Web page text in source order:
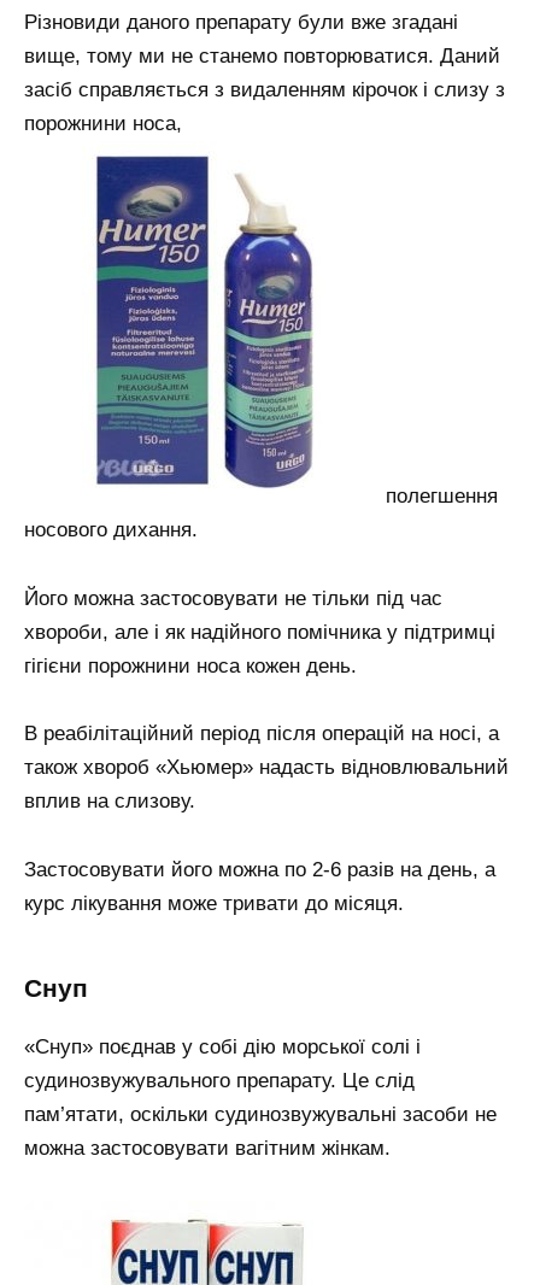
Різновиди даного препарату були вже згадані
вище, тому ми не станемо повторюватися. Даний
засіб справляється з видаленням кірочок і слизу з
порожнини носа,
полегшення
носового дихання.
Його можна застосовувати не тільки під час
хвороби, але і як надійного помічника у підтримці
гігієни порожнини носа кожен день.
В реабілітаційний період після операцій на носі, а
також хвороб «Хьюмер» надасть відновлювальний
вплив на слизову.
Застосовувати його можна по 2-6 разів на день, а
курс лікування може тривати до місяця.
Снуп
«Снуп» поєднав у собі дію морської солі і
судинозвужувального препарату. Це слід
пам’ятати, оскільки судинозвужувальні засоби не
можна застосовувати вагітним жінкам.